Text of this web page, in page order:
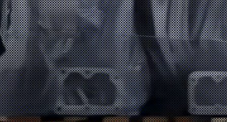
ISMERJE MEG ÉS
PRÓBÁLJA KI
A MIMA TARGONCÁIT!
TUDJON MEG TÖBBET